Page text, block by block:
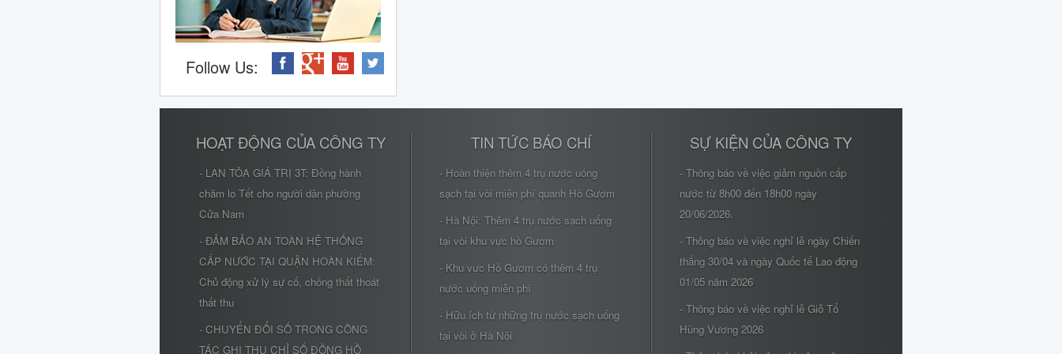
Follow Us:
HOẠT ĐỘNG CỦA CÔNG TY
- LAN TỎA GIÁ TRỊ 3T: Đồng hành
chăm lo Tết cho người dân phường
Cửa Nam
- ĐẢM BẢO AN TOÀN HỆ THỐNG
CẤP NƯỚC TẠI QUẬN HOÀN KIẾM:
Chủ động xử lý sự cố, chống thất thoát
thất thu
- CHUYỂN ĐỔI SỐ TRONG CÔNG
TÁC GHI THU CHỈ SỐ ĐỒNG HỒ
TIN TỨC BÁO CHÍ
- Hoàn thiện thêm 4 trụ nước uống
sạch tại vòi miễn phí quanh Hồ Gươm
- Hà Nội: Thêm 4 trụ nước sạch uống
tại vòi khu vực hồ Gươm
- Khu vực Hồ Gươm có thêm 4 trụ
nước uống miễn phí
- Hữu ích từ những trụ nước sạch uống
tại vòi ở Hà Nội
SỰ KIỆN CỦA CÔNG TY
- Thông báo về việc giảm nguồn cấp
nước từ 8h00 đến 18h00 ngày
20/06/2026.
- Thông báo về việc nghỉ lễ ngày Chiến
thắng 30/04 và ngày Quốc tế Lao động
01/05 năm 2026
- Thông báo về việc nghỉ lễ Giỗ Tổ
Hùng Vương 2026